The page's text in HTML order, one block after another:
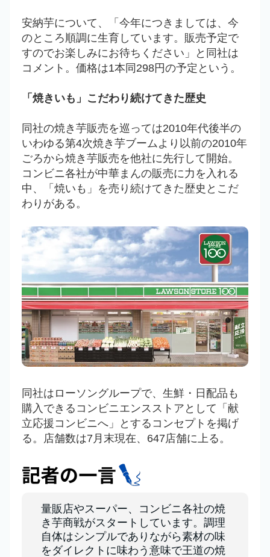
安納芋について、「今年につきましては、今
のところ順調に生育しています。販売予定で
すのでお楽しみにお待ちください」と同社は
コメント。価格は1本同298円の予定という。
「焼きいも」こだわり続けてきた歴史
同社の焼き芋販売を巡っては2010年代後半の
いわゆる第4次焼き芋ブームより以前の2010年
ごろから焼き芋販売を他社に先行して開始。
コンビニ各社が中華まんの販売に力を入れる
中、「焼いも」を売り続けてきた歴史とこだ
わりがある。
同社はローソングループで、生鮮・日配品も
購入できるコンビニエンスストアとして「献
立応援コンビニへ」とするコンセプトを掲げ
る。店舗数は7月末現在、647店舗に上る。
量販店やスーパー、コンビニ各社の焼
き芋商戦がスタートしています。調理
自体はシンプルでありながら素材の味
をダイレクトに味わう意味で王道の焼